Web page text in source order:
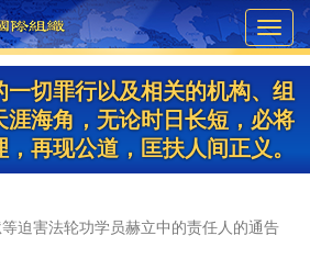
一切罪行以及相关的机构、组
涯海角，无论时日长短，必将
再现公道，匡扶人间正义。
迫害法轮功学员赫立中的责任人的通告